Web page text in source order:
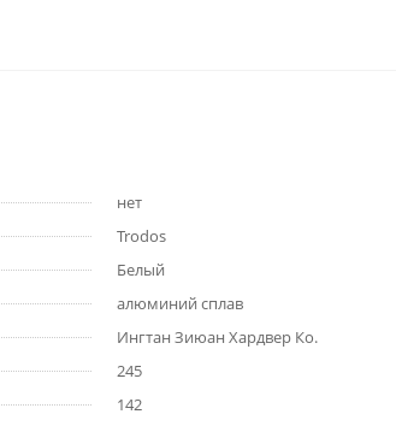
нет
Trodos
Белый
алюминий сплав
Ингтан Зиюан Хардвер Ко.
245
142